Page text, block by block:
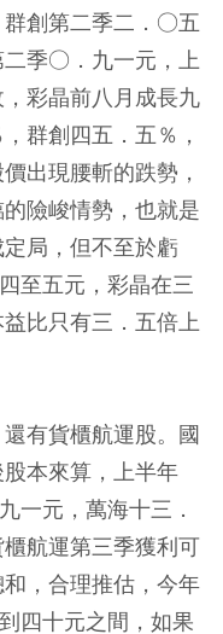
創第二季二．○五
二季○．九一元，上
彩晶前八月成長九
群創四五．五％，
出現腰斬的跌勢，
險峻情勢，也就是
局，但不至於虧
至五元，彩晶在三
比只有三．五倍上
有貨櫃航運股。國
本來算，上半年
一元，萬海十三．
航運第三季獲利可
，合理推估，今年
四十元之間，如果